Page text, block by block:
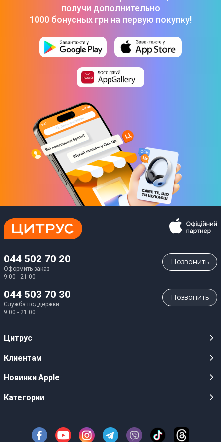
(ZADS0145UA)- 12 999 ₴
получи дополнительно
1000 бонусных грн на первую покупку!
044 502 70 20
Оформить заказ
9:00 - 21:00
Позвонить
044 503 70 30
Служба поддержки
9:00 - 21:00
Позвонить
Цитрус
Карьера
Оптовым клиентам
О Компании
Клиентам
Публичные оферты
Инструкции и прошивки
Доставка
Новинки Apple
iPhone 17
Категории
Техника Apple